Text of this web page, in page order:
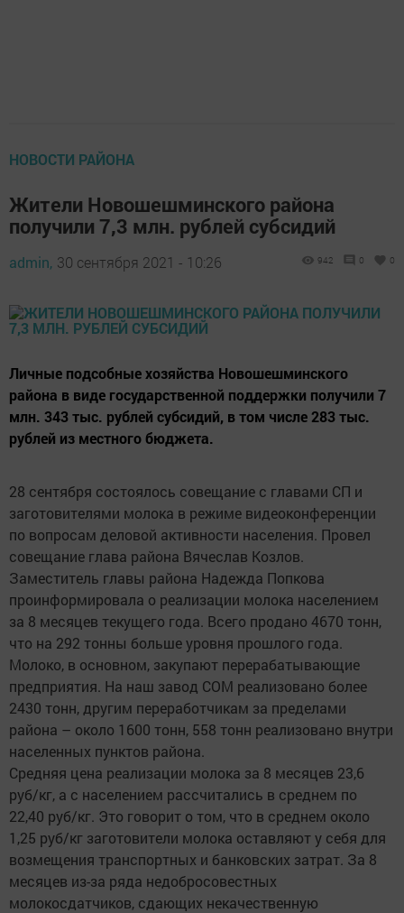
НОВОСТИ РАЙОНА
Жители Новошешминского района
получили 7,3 млн. рублей субсидий
admin, 30 сентября 2021 - 10:26 942 0 0
Личные подсобные хозяйства Новошешминского
района в виде государственной поддержки получили 7
млн. 343 тыс. рублей субсидий, в том числе 283 тыс.
рублей из местного бюджета.
28 сентября состоялось совещание с главами СП и
заготовителями молока в режиме видеоконференции
по вопросам деловой активности населения. Провел
совещание глава района Вячеслав Козлов.
Заместитель главы района Надежда Попкова
проинформировала о реализации молока населением
за 8 месяцев текущего года. Всего продано 4670 тонн,
что на 292 тонны больше уровня прошлого года.
Молоко, в основном, закупают перерабатывающие
предприятия. На наш завод СОМ реализовано более
2430 тонн, другим переработчикам за пределами
района – около 1600 тонн, 558 тонн реализовано внутри
населенных пунктов района.
Средняя цена реализации молока за 8 месяцев 23,6
руб/кг, а с населением рассчитались в среднем по
22,40 руб/кг. Это говорит о том, что в среднем около
1,25 руб/кг заготовители молока оставляют у себя для
возмещения транспортных и банковских затрат. За 8
месяцев из-за ряда недобросовестных
молокосдатчиков, сдающих некачественную